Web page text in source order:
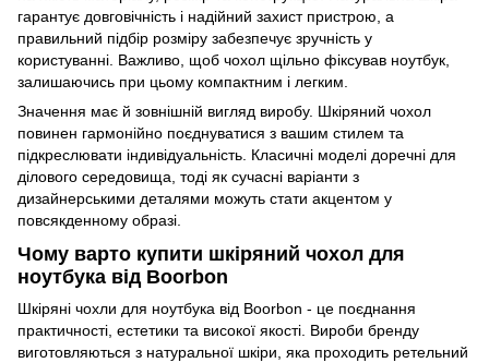
гарантує довговічність і надійний захист пристрою, а
правильний підбір розміру забезпечує зручність у
користуванні. Важливо, щоб чохол щільно фіксував ноутбук,
залишаючись при цьому компактним і легким.
Значення має й зовнішній вигляд виробу. Шкіряний чохол
повинен гармонійно поєднуватися з вашим стилем та
підкреслювати індивідуальність. Класичні моделі доречні для
ділового середовища, тоді як сучасні варіанти з
дизайнерськими деталями можуть стати акцентом у
повсякденному образі.
Чому варто купити шкіряний чохол для
ноутбука від Boorbon
Шкіряні чохли для ноутбука від Boorbon - це поєднання
практичності, естетики та високої якості. Вироби бренду
виготовляються з натуральної шкіри, яка проходить ретельний